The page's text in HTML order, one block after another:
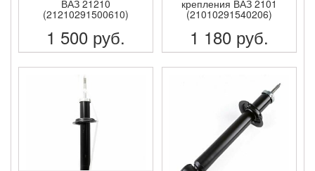
ВАЗ 21210
(21210291500610)
1 500 руб.
ПОДРОБНЕЕ
крепления ВАЗ 2101
(21010291540206)
1 180 руб.
ПОДРОБНЕЕ